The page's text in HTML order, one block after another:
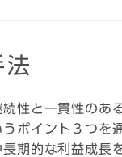
法
性と一貫性のあ
ポイント３つを
期的な利益成長